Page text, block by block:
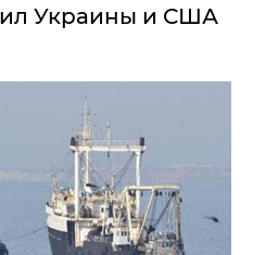
Украины и США